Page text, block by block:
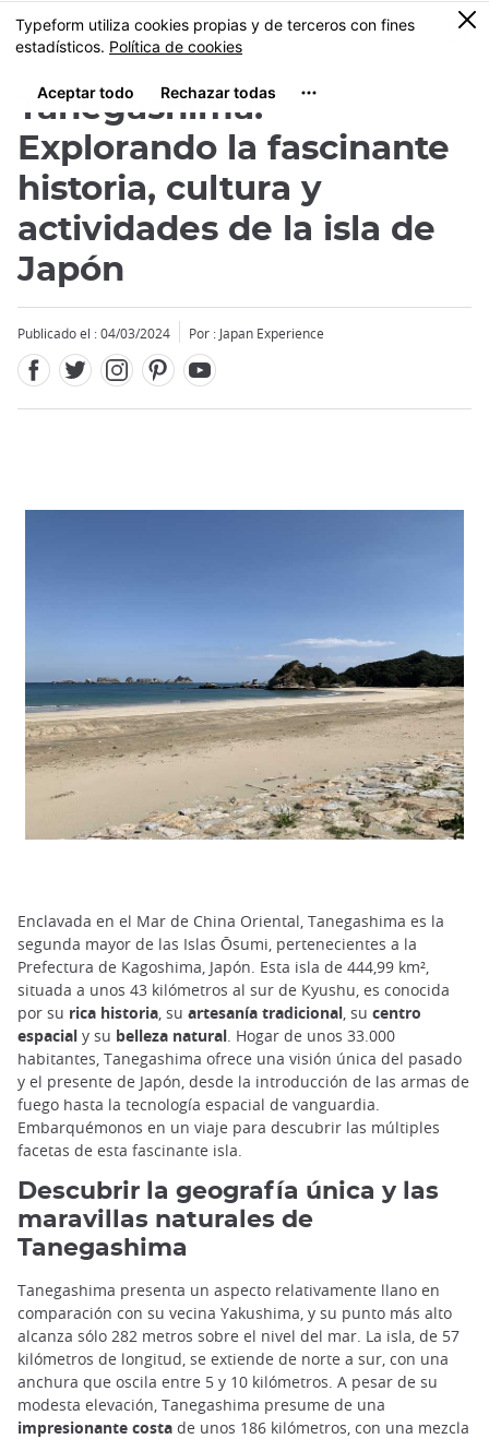
Tamaño
MENU
0
Tanegashima:
Explorando la fascinante
historia, cultura y
actividades de la isla de
Japón
Publicado el : 04/03/2024 Por : Japan Experience
Enclavada en el Mar de China Oriental, Tanegashima es la
segunda mayor de las Islas Ōsumi, pertenecientes a la
Prefectura de Kagoshima, Japón. Esta isla de 444,99 km²,
situada a unos 43 kilómetros al sur de Kyushu, es conocida
por su rica historia, su artesanía tradicional, su centro
espacial y su belleza natural. Hogar de unos 33.000
habitantes, Tanegashima ofrece una visión única del pasado
y el presente de Japón, desde la introducción de las armas de
fuego hasta la tecnología espacial de vanguardia.
Embarquémonos en un viaje para descubrir las múltiples
facetas de esta fascinante isla.
Descubrir la geografía única y las
maravillas naturales de
Tanegashima
Tanegashima presenta un aspecto relativamente llano en
comparación con su vecina Yakushima, y su punto más alto
alcanza sólo 282 metros sobre el nivel del mar. La isla, de 57
kilómetros de longitud, se extiende de norte a sur, con una
anchura que oscila entre 5 y 10 kilómetros. A pesar de su
modesta elevación, Tanegashima presume de una
impresionante costa de unos 186 kilómetros, con una mezcla